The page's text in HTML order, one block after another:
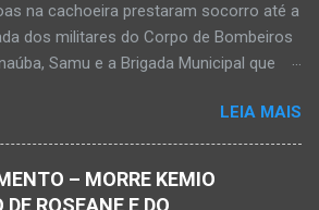
Aéreo Avançado de Vida (SAAV)
hospi...
na cachoeira prestaram socorro até a
dos militares do Corpo de Bombeiros
Samu e a Brigada Municipal que
e foi a óbito Foto álbum pessoal Kauan
Alves publicou em sua rede social a
que apreciava a Cachoeira Maria Rosa,
Verde, pouco tempo antes de se
LEIA MAIS
– MORRE KEMIO